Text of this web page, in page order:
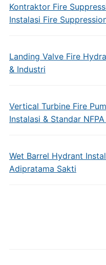
Kontraktor Fire
Instalasi Fire
Landing Valve Fire
& Industri
Vertical Turbine Fire
Instalasi & Standar
Wet Barrel Hydrant
Adipratama Sakti